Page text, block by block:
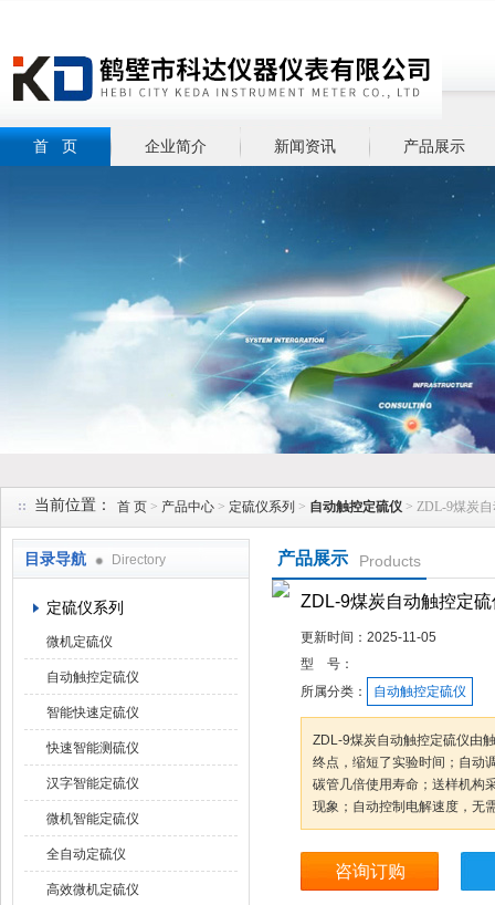
首 页 企业简介 新闻资讯 产品展示
当前位置： 首 页 > 产品中心 > 定硫仪系列 > 自动触控定硫仪 > ZDL-9煤炭
目录导航 Directory
定硫仪系列
微机定硫仪
自动触控定硫仪
智能快速定硫仪
快速智能测硫仪
汉字智能定硫仪
微机智能定硫仪
全自动定硫仪
高效微机定硫仪
产品展示 Products
ZDL-9煤炭自动触控定硫
更新时间： 2025-11-05
型 号：
所属分类：
自动触控定硫仪
ZDL-9煤炭自动触控定硫仪由
终点，缩短了实验时间；自动
碳管几倍使用寿命；送样机构
现象；自动控制电解速度，无
咨询订购